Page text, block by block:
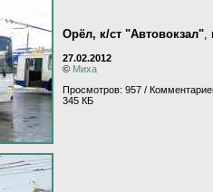
Орёл, к/ст "Автовокзал"
27.02.2012
© Миха
Просмотров: 957 /
345 КБ